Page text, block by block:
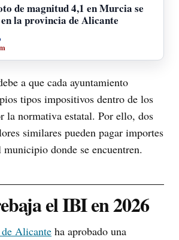
de magnitud 4,1 en Murcia se
la provincia de Alicante
a que cada ayuntamiento
tipos impositivos dentro de los
la normativa estatal. Por ello, dos
similares pueden pagar importes
donde se encuentren.
el IBI en 2026
Alicante ha aprobado una